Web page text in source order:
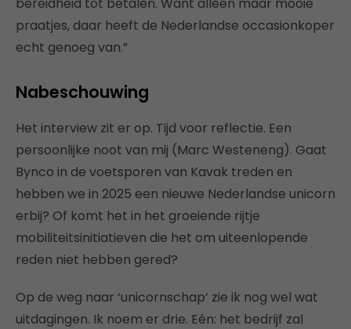
praatjes, daar heeft de Nederlandse occasionkoper
echt genoeg van.”
Nabeschouwing
Het interview zit er op. Tijd voor reflectie. Een
persoonlijke noot van mij (Marc Westeneng). Gaat
Bynco in de voetsporen van Kavak treden en
hebben we in 2025 een nieuwe Nederlandse unicorn
erbij? Of komt het in het groeiende rijtje
mobiliteitsinitiatieven die het om uiteenlopende
reden niet hebben gered?
Op de weg naar ‘unicornschap’ zie ik nog wel wat
uitdagingen. Ik noem er drie. Eén: het bedrijf zal